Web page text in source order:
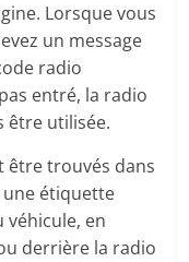
Lorsque vous
un message
radio
entré, la radio
être utilisée.
être trouvés dans
étiquette
véhicule, en
derrière la radio